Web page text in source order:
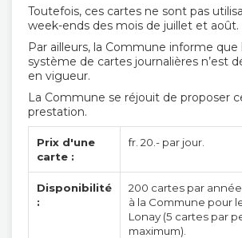
Toutefois, ces cartes ne sont pas
week-ends des mois de juillet et août.
Par ailleurs, la Commune informe que
système de cartes journalières n’est
en vigueur.
La Commune se réjouit de proposer
prestation.
Prix d'une
carte :
fr. 20.- par jour.
Disponibilité
:
200 cartes par
à la Commune pour
Lonay (5 cartes par
maximum).